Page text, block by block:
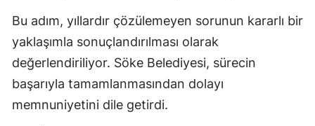
Bu adım, yıllardır çözülemeyen sorunun kararlı bir
yaklaşımla sonuçlandırılması olarak
değerlendiriliyor. Söke Belediyesi, sürecin
başarıyla tamamlanmasından dolayı
memnuniyetini dile getirdi.